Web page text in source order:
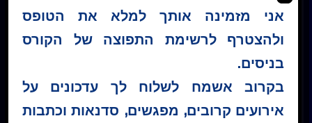
בחר שיעור:
אני מזמינה אותך למלא את הטופס
ולהצטרף לרשימת התפוצה של הקורס
בניסים.
בקרוב אשמח לשלוח לך עדכונים על
אירועים קרובים, מפגשים, סדנאות וכתבות